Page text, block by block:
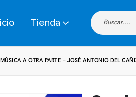
Tienda
A OTRA PARTE – JOSÉ ANTONIO DEL